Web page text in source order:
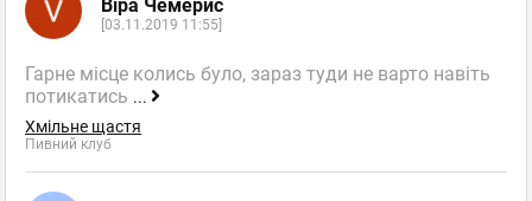
Віра Чемерис
[03.11.2019 11:55]
Гарне місце колись було, зараз туди не варто навіть
потикатись ...
Хмільне щастя
Пивний клуб